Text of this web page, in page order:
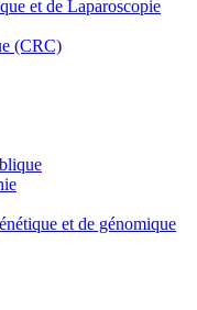
et de Laparoscopie
(CRC)
et de génomique